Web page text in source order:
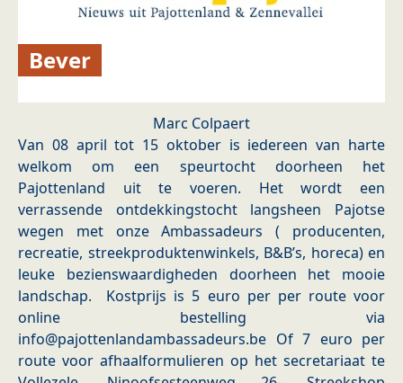
Bever
Marc Colpaert
Van 08 april tot 15 oktober is iedereen van harte
welkom om een speurtocht doorheen het
Pajottenland uit te voeren. Het wordt een
verrassende ontdekkingstocht langsheen Pajotse
wegen met onze Ambassadeurs ( producenten,
recreatie, streekproduktenwinkels, B&B’s, horeca) en
leuke bezienswaardigheden doorheen het mooie
landschap. Kostprijs is 5 euro per per route voor
online bestelling via
info@pajottenlandambassadeurs.be Of 7 euro per
route voor afhaalformulieren op het secretariaat te